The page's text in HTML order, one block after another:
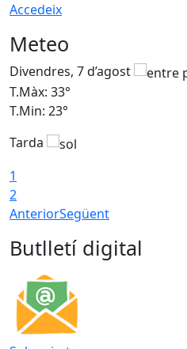
Accedeix
Meteo
Divendres, 7 d’agost
T.Màx: 33°
T.Min: 23°
Tarda
1
2
AnteriorSegüent
Butlletí digital